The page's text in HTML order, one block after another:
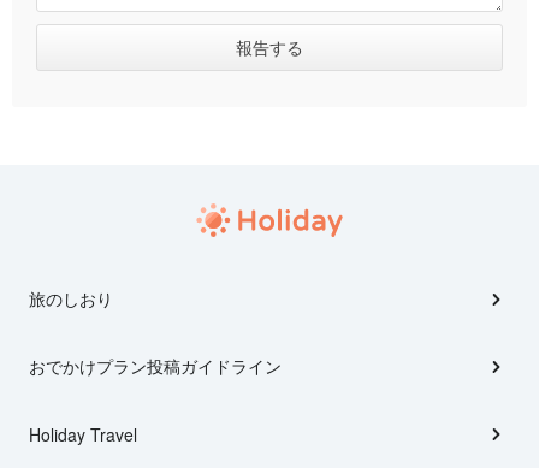
旅のしおり
おでかけプラン投稿ガイドライン
Holiday Travel